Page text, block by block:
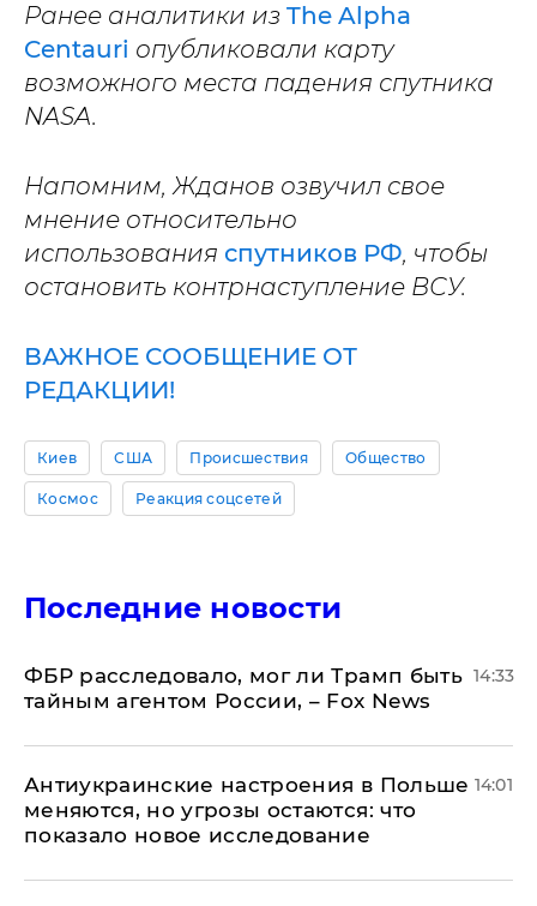
Ранее аналитики из The Alpha
Centauri опубликовали карту
возможного места падения спутника
NASA.
Напомним, Жданов озвучил свое
мнение относительно
использования спутников РФ, чтобы
остановить контрнаступление ВСУ.
ВАЖНОЕ СООБЩЕНИЕ ОТ
РЕДАКЦИИ!
Киев США Происшествия Общество
Космос Реакция соцсетей
Последние новости
ФБР расследовало, мог ли Трамп быть
тайным агентом России, – Fox News
14:33
Антиукраинские настроения в Польше
меняются, но угрозы остаются: что
показало новое исследование
14:01